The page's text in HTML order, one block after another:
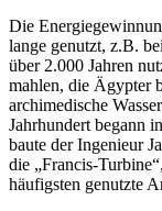
Die
lange genutzt, z.B.
über 2.000 Jahren
mahlen, die Ägypter
archimedische
Jahrhundert begann
baute der Ingenieur
die „Francis-
häufigsten genutzte